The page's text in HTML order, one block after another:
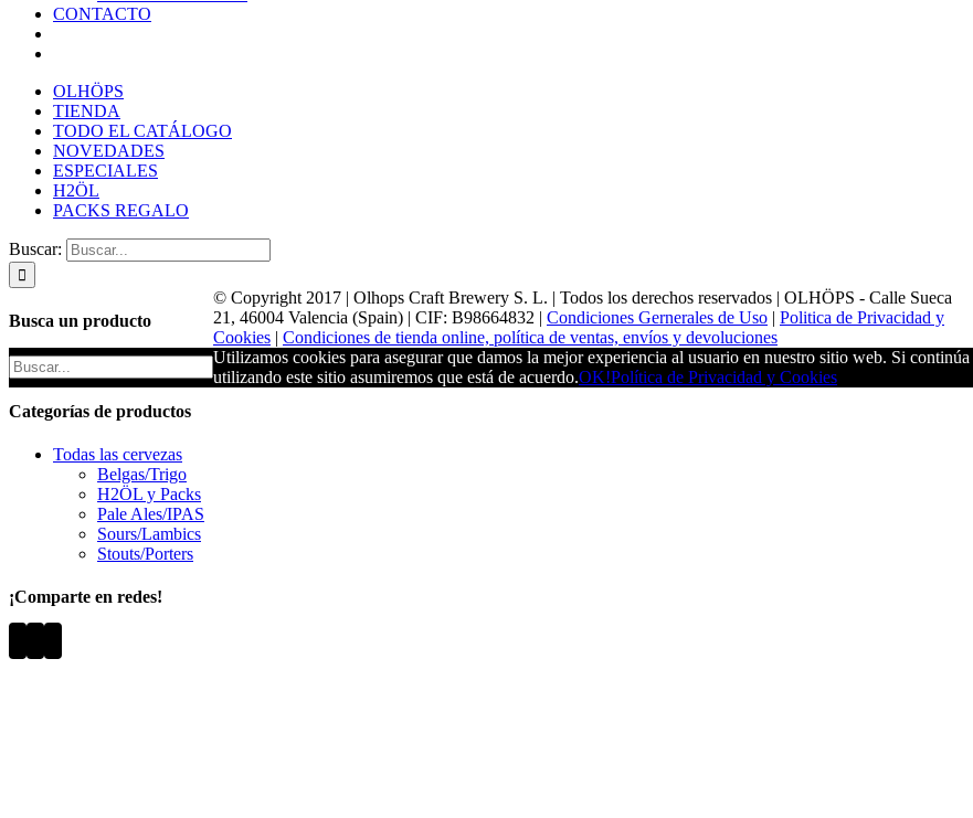
CONTACTO
OLHÖPS
TIENDA
TODO EL CATÁLOGO
NOVEDADES
ESPECIALES
H2ÖL
PACKS REGALO
Buscar:
Busca un producto
Categorías de productos
Todas las cervezas
Belgas/Trigo
H2ÖL y Packs
Pale Ales/IPAS
Sours/Lambics
Stouts/Porters
¡Comparte en redes!
© Copyright 2017 | Olhops Craft Brewery S. L. | Todos los derechos reservados | OLHÖPS - Calle Sueca
21, 46004 Valencia (Spain) | CIF: B98664832 | Condiciones Gernerales de Uso | Politica de Privacidad y
Cookies | Condiciones de tienda online, política de ventas, envíos y devoluciones
Utilizamos cookies para asegurar que damos la mejor experiencia al usuario en nuestro sitio web. Si continúa
utilizando este sitio asumiremos que está de acuerdo.OK!Política de Privacidad y Cookies